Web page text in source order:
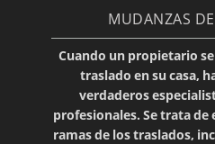
MUDANZAS
Cuando un propietario
traslado en su casa,
verdaderos
profesionales. Se trata
ramas de los traslados,